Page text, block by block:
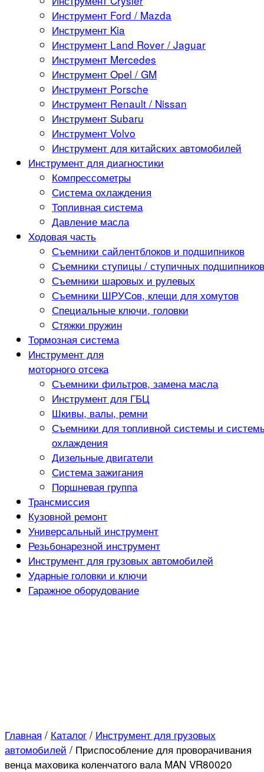
Инструмент Ford / Mazda
Инструмент Kia
Инструмент Land Rover / Jaguar
Инструмент Mercedes
Инструмент Opel / GM
Инструмент Porsche
Инструмент Renault / Nissan
Инструмент Subaru
Инструмент Volvo
Инструмент для китайских автомобилей
Инструмент для диагностики
Компрессометры
Система охлаждения
Топливная система
Давление масла
Ходовая часть
Съемники сайлентблоков и подшипников
Съемники ступицы / ступичных подшипников
Съемники шаровых и рулевых
Съемники ШРУСов, клещи для хомутов
Специальные ключи, головки
Стяжки пружин
Тормозная система
Инструмент для
моторного отсека
Съемники фильтров, замена масла
Инструмент для ГБЦ
Шкивы, валы, ремни
Съемники для топливной системы и
охлаждения
Дизельные двигатели
Система зажигания
Поршневая группа
Трансмиссия
Кузовной ремонт
Универсальный инструмент
Резьбонарезной инструмент
Инструмент для грузовых автомобилей
Ударные головки и ключи
Гаражное оборудование
Главная / Каталог / Инструмент для грузовых
автомобилей / Приспособление для проворачивания
венца маховика коленчатого вала MAN VR80020